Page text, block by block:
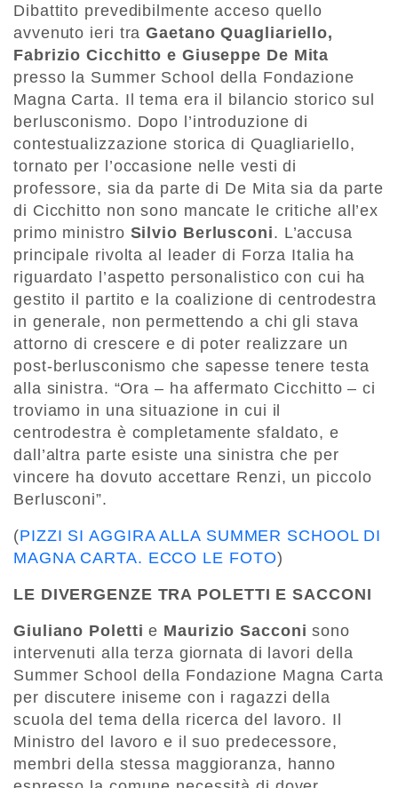
Dibattito prevedibilmente acceso quello
avvenuto ieri tra Gaetano Quagliariello,
Fabrizio Cicchitto e Giuseppe De Mita
presso la Summer School della Fondazione
Magna Carta. Il tema era il bilancio storico sul
berlusconismo. Dopo l’introduzione di
contestualizzazione storica di Quagliariello,
tornato per l’occasione nelle vesti di
professore, sia da parte di De Mita sia da parte
di Cicchitto non sono mancate le critiche all’ex
primo ministro Silvio Berlusconi. L’accusa
principale rivolta al leader di Forza Italia ha
riguardato l’aspetto personalistico con cui ha
gestito il partito e la coalizione di centrodestra
in generale, non permettendo a chi gli stava
attorno di crescere e di poter realizzare un
post-berlusconismo che sapesse tenere testa
alla sinistra. “Ora – ha affermato Cicchitto – ci
troviamo in una situazione in cui il
centrodestra è completamente sfaldato, e
dall’altra parte esiste una sinistra che per
vincere ha dovuto accettare Renzi, un piccolo
Berlusconi”.
(PIZZI SI AGGIRA ALLA SUMMER SCHOOL DI
MAGNA CARTA. ECCO LE FOTO)
LE DIVERGENZE TRA POLETTI E SACCONI
Giuliano Poletti e Maurizio Sacconi sono
intervenuti alla terza giornata di lavori della
Summer School della Fondazione Magna Carta
per discutere iniseme con i ragazzi della
scuola del tema della ricerca del lavoro. Il
Ministro del lavoro e il suo predecessore,
membri della stessa maggioranza, hanno